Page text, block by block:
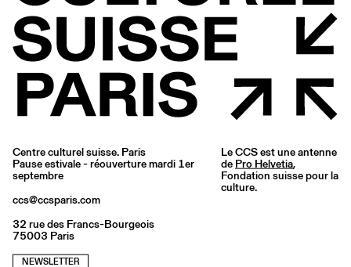
Centre culturel suisse. Paris
Pause estivale - réouverture mardi 1er
septembre
ccs@ccsparis.com
32 rue des Francs-Bourgeois
75003 Paris
NEWSLETTER
Le CCS est une antenne
de Pro Helvetia,
Fondation suisse pour la
culture.